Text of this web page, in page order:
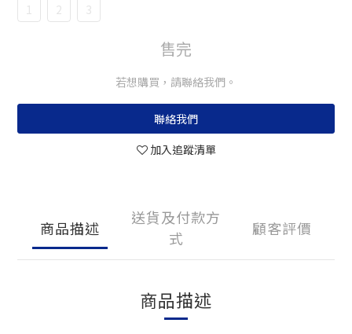
1 2 3
售完
若想購買，請聯絡我們。
聯絡我們
加入追蹤清單
商品描述
送貨及付款方
式
顧客評價
商品描述